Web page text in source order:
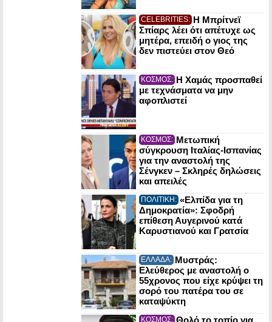
CELEBRITIES: Η Μπρίτνεϊ
Σπίαρς λέει ότι απέτυχε ως
μητέρα, επειδή ο γιος της
δεν πιστεύει στον Θεό
ΚΟΣΜΟΣ: Η Χαμάς προσπαθεί
με τεχνάσματα να μην
αφοπλιστεί
ΚΟΣΜΟΣ: Μετωπική
σύγκρουση Ιταλίας-Ισπανίας
για την αναστολή της
Σένγκεν – Σκληρές δηλώσεις
και απειλές
ΠΟΛΙΤΙΚΗ: «Ελπίδα για τη
Δημοκρατία»: Σφοδρή
επίθεση Αυγερινού κατά
Καρυστιανού και Γρατσία
ΕΛΛΑΔΑ: Μυστράς:
Ελεύθερος με αναστολή ο
55χρονος που είχε κρύψει τη
σορό του πατέρα του σε
καταψύκτη
ΚΟΣΜΟΣ: Θολό το τοπίο για